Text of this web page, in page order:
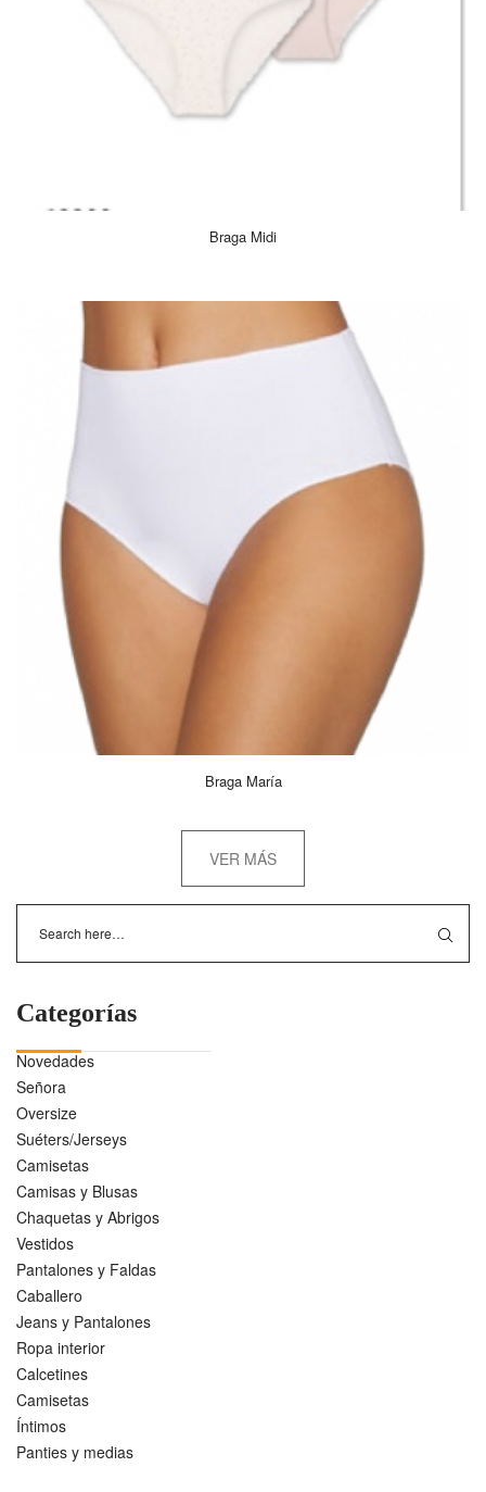
Braga Midi
Braga María
VER MÁS
Categorías
Novedades
Señora
Oversize
Suéters/Jerseys
Camisetas
Camisas y Blusas
Chaquetas y Abrigos
Vestidos
Pantalones y Faldas
Caballero
Jeans y Pantalones
Ropa interior
Calcetines
Camisetas
Íntimos
Panties y medias